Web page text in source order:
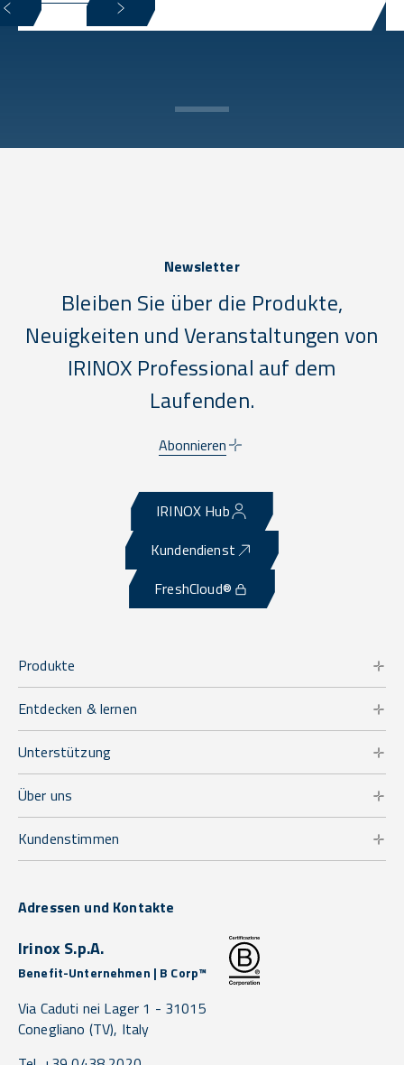
Newsletter
Bleiben Sie über die Produkte,
Neuigkeiten und Veranstaltungen von
IRINOX Professional auf dem
Laufenden.
Abonnieren
IRINOX Hub
Kundendienst
FreshCloud®
Produkte
Entdecken & lernen
Unterstützung
Über uns
Kundenstimmen
Adressen und Kontakte
Irinox S.p.A.
Benefit-Unternehmen | B Corp™
Via Caduti nei Lager 1 - 31015
Conegliano (TV), Italy